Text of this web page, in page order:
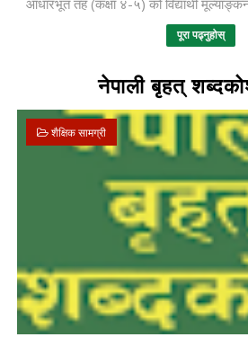
पूरा पढ्नुहोस्
नेपाली बृहत्
शैक्षिक सामग्री